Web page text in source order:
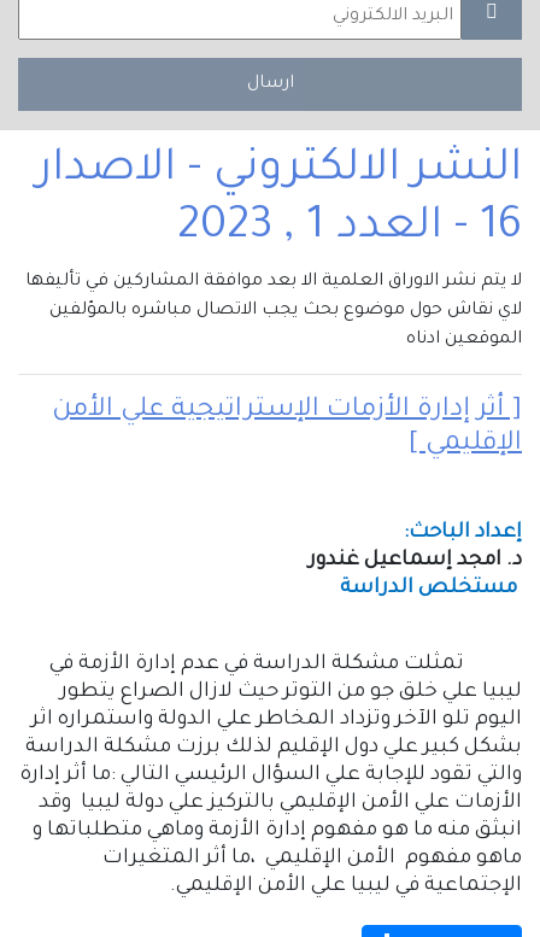
ارسال
النشر الالكتروني - الاصدار
16 - العدد 1 , 2023
لا يتم نشر الاوراق العلمية الا بعد موافقة المشاركين في تأليفها
لاي نقاش حول موضوع بحث يجب الاتصال مباشره بالمؤلفين
الموقعين ادناه
[ أثر إدارة الأزمات الإستراتيجية علي الأمن
الإقليمي ]
إعداد الباحث:
د. امجد إسماعيل غندور
مستخلص الدراسة
تمثلت مشكلة الدراسة في عدم إدارة الأزمة في
ليبيا علي خلق جو من التوتر حيث لازال الصراع يتطور
اليوم تلو الآخر وتزداد المخاطر علي الدولة واستمراره اثر
بشكل كبير علي دول الإقليم لذلك برزت مشكلة الدراسة
والتي تقود للإجابة علي السؤال الرئيسي التالي :ما أثر إدارة
الأزمات علي الأمن الإقليمي بالتركيز علي دولة ليبيا وقد
انبثق منه ما هو مفهوم إدارة الأزمة وماهي متطلباتها و
ماهو مفهوم الأمن الإقليمي ،ما أثر المتغيرات
الإجتماعية في ليبيا علي الأمن الإقليمي.